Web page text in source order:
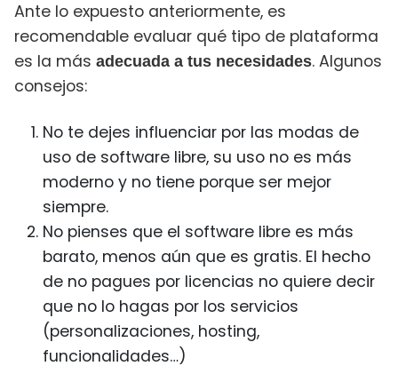
Ante lo expuesto anteriormente, es
recomendable evaluar qué tipo de plataforma
es la más adecuada a tus necesidades. Algunos
consejos:
No te dejes influenciar por las modas de
uso de software libre, su uso no es más
moderno y no tiene porque ser mejor
siempre.
No pienses que el software libre es más
barato, menos aún que es gratis. El hecho
de no pagues por licencias no quiere decir
que no lo hagas por los servicios
(personalizaciones, hosting,
funcionalidades…)